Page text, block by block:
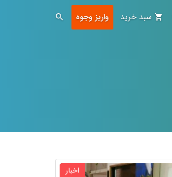
سبد خرید واریز وجوه
اخبار